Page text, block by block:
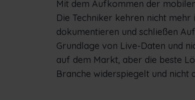
Mit dem Aufkommen der
Die Techniker kehren nicht
dokumentieren und schließen
Grundlage von Live-Daten und
auf dem Markt, aber die beste
Branche widerspiegelt und nicht